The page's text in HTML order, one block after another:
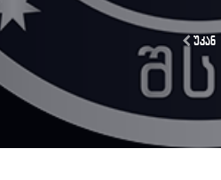
უკან